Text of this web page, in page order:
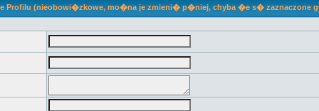
Profilu (nieobowi�zkowe, mo�na je zmieni� p�niej, chyba �e s� zaznaczone